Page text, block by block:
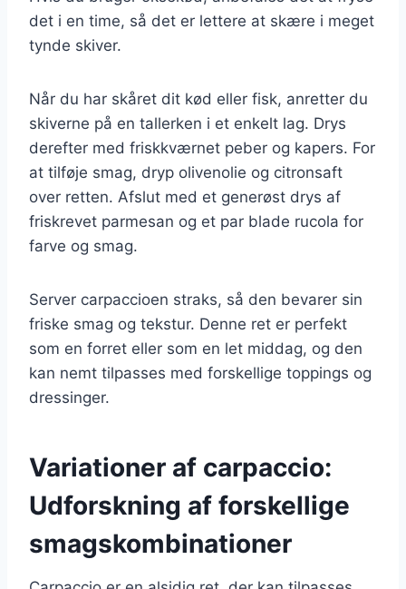
det i en time, så det er lettere at skære i meget
tynde skiver.
Når du har skåret dit kød eller fisk, anretter du
skiverne på en tallerken i et enkelt lag. Drys
derefter med friskkværnet peber og kapers. For
at tilføje smag, dryp olivenolie og citronsaft
over retten. Afslut med et generøst drys af
friskrevet parmesan og et par blade rucola for
farve og smag.
Server carpaccioen straks, så den bevarer sin
friske smag og tekstur. Denne ret er perfekt
som en forret eller som en let middag, og den
kan nemt tilpasses med forskellige toppings og
dressinger.
Variationer af carpaccio:
Udforskning af forskellige
smagskombinationer